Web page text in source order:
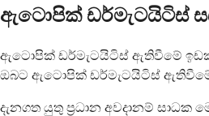
ඇටොපික් ඩර්මැටයිටිස්
ඇටොපික් ඩර්මැටයිටිස් ඇතිවීමේ
ඔබට ඇටොපික් ඩර්මැටයිටිස්
දැනගත යුතු ප්‍රධාන අවදානම් සාධක